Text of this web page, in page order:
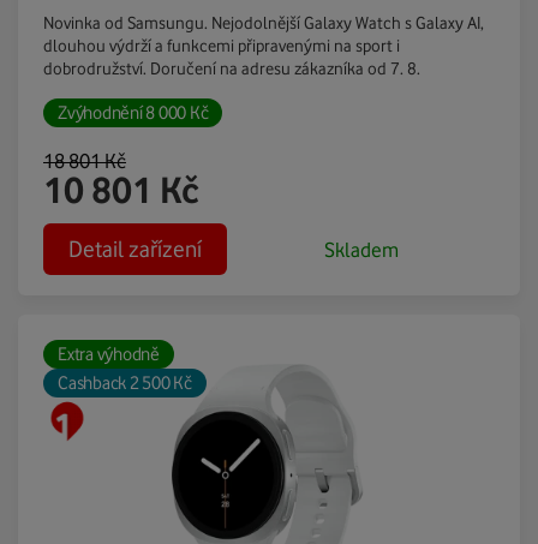
Novinka od Samsungu. Nejodolnější Galaxy Watch s Galaxy AI,
dlouhou výdrží a funkcemi připravenými na sport i
dobrodružství. Doručení na adresu zákazníka od 7. 8.
Zvýhodnění8 000 Kč
18 801Kč
10 801 Kč
Detail zařízení Skladem
Extra výhodně
Cashback 2 500 Kč